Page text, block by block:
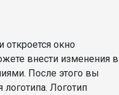
откроется окно
внести изменения в
После этого вы
Логотип